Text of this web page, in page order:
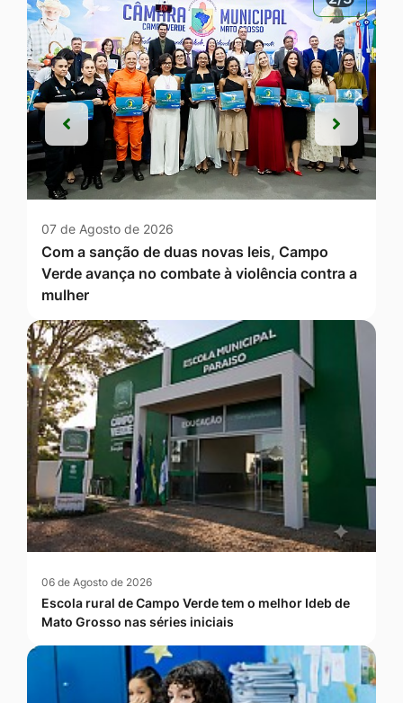
07 de Agosto de 2026
Com a sanção de duas novas leis, Campo
Verde avança no combate à violência contra a
mulher
Anterior
Anterior Próxima
06 de Agosto de 2026
Escola rural de Campo Verde tem o melhor Ideb de
Mato Grosso nas séries iniciais